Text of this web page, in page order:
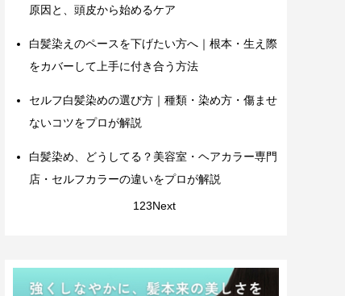
原因と、頭皮から始めるケア
白髪染えのペースを下げたい方へ｜根本・生え際
をカバーして上手に付き合う方法
セルフ白髪染めの選び方｜種類・染め方・傷ませ
ないコツをプロが解説
白髪染め、どうしてる？美容室・ヘアカラー専門
店・セルフカラーの違いをプロが解説
123Next